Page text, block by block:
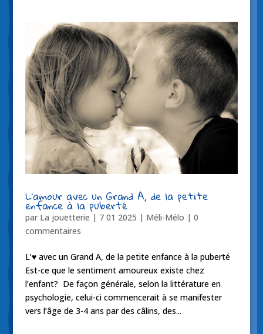
L’amour avec un Grand A, de la petite
enfance à la puberté
par La jouetterie | 7 01 2025 | Méli-Mélo | 0
commentaires
L’♥ avec un Grand A, de la petite enfance à la puberté
Est-ce que le sentiment amoureux existe chez
l’enfant? De façon générale, selon la littérature en
psychologie, celui-ci commencerait à se manifester
vers l’âge de 3-4 ans par des câlins, des...